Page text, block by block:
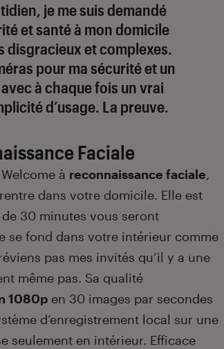
je me suis demandé
et santé à mon domicile
disgracieux et complexes.
pour ma sécurité et un
à chaque fois un vrai
d’usage. La preuve.
Faciale
à reconnaissance faciale,
dans votre domicile. Elle est
de 30 minutes vous seront
se fond dans votre intérieur comme
pas mes invités qu’il y a une
même pas. Sa qualité
1080p en 30 images par secondes
d’enregistrement local sur une
seulement en intérieur. Efficace